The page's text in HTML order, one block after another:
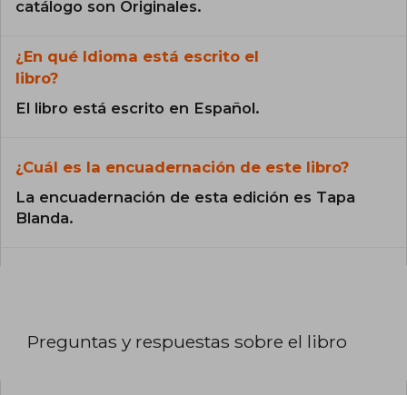
catálogo son Originales.
¿En qué Idioma está escrito el
libro?
El libro está escrito en Español.
¿Cuál es la encuadernación de este libro?
La encuadernación de esta edición es Tapa
Blanda.
Preguntas y respuestas sobre el libro